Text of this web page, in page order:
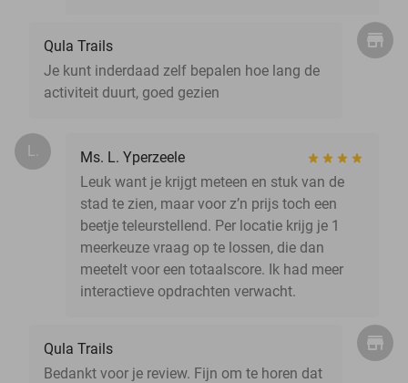
Qula Trails
Je kunt inderdaad zelf bepalen hoe lang de
activiteit duurt, goed gezien
L.
Ms. L. Yperzeele
Leuk want je krijgt meteen en stuk van de
stad te zien, maar voor z’n prijs toch een
beetje teleurstellend. Per locatie krijg je 1
meerkeuze vraag op te lossen, die dan
meetelt voor een totaalscore. Ik had meer
interactieve opdrachten verwacht.
Qula Trails
Bedankt voor je review. Fijn om te horen dat